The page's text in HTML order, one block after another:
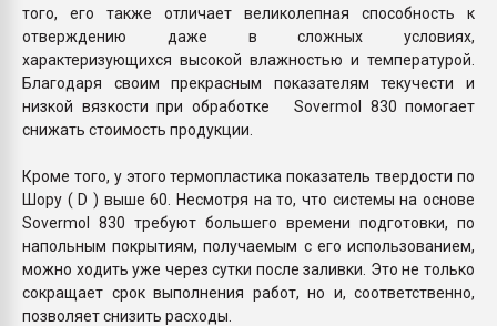
того, его также отличает великолепная способность к
отверждению даже в сложных условиях,
характеризующихся высокой влажностью и температурой.
Благодаря своим прекрасным показателям текучести и
низкой вязкости при обработке Sovermol 830 помогает
снижать стоимость продукции.
Кроме того, у этого термопластика показатель твердости по
Шору ( D ) выше 60. Несмотря на то, что системы на основе
Sovermol 830 требуют большего времени подготовки, по
напольным покрытиям, получаемым с его использованием,
можно ходить уже через сутки после заливки. Это не только
сокращает срок выполнения работ, но и, соответственно,
позволяет снизить расходы.